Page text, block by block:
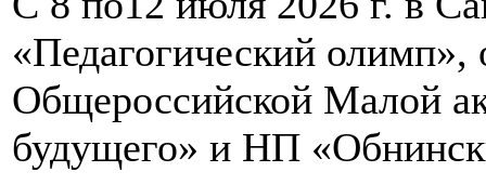
«Педагогический олимп»,
Общероссийской Малой
будущего» и НП